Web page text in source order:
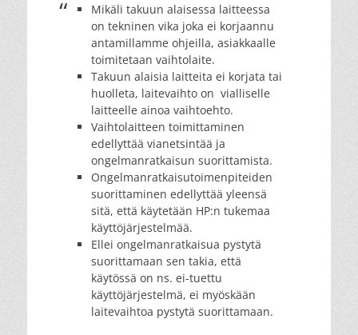
Mikäli takuun alaisessa laitteessa
on tekninen vika joka ei korjaannu
antamillamme ohjeilla, asiakkaalle
toimitetaan vaihtolaite.
Takuun alaisia laitteita ei korjata tai
huolleta, laitevaihto on vialliselle
laitteelle ainoa vaihtoehto.
Vaihtolaitteen toimittaminen
edellyttää vianetsintää ja
ongelmanratkaisun suorittamista.
Ongelmanratkaisutoimenpiteiden
suorittaminen edellyttää yleensä
sitä, että käytetään HP:n tukemaa
käyttöjärjestelmää.
Ellei ongelmanratkaisua pystytä
suorittamaan sen takia, että
käytössä on ns. ei-tuettu
käyttöjärjestelmä, ei myöskään
laitevaihtoa pystytä suorittamaan.